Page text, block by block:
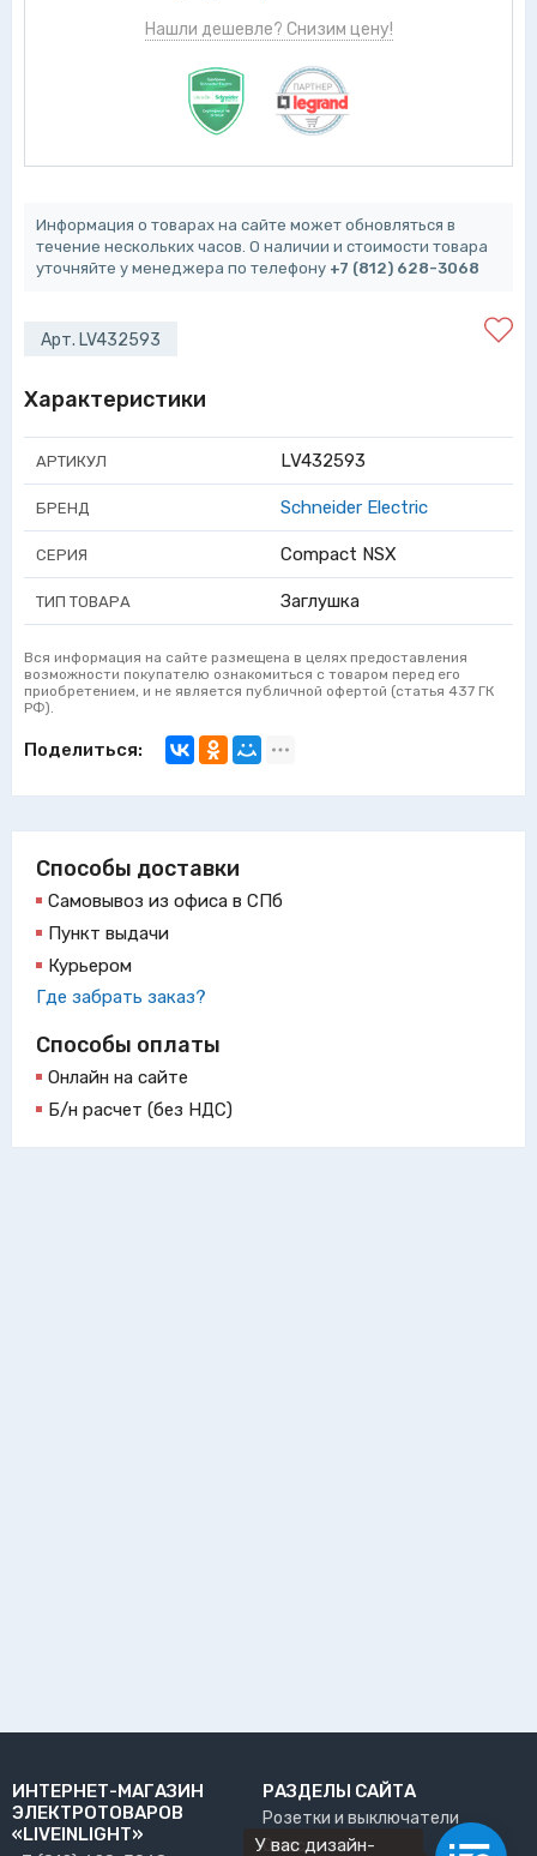
Нашли дешевле? Снизим цену!
Информация о товарах на сайте может обновляться в
течение нескольких часов. О наличии и стоимости товара
уточняйте у менеджера по телефону +7 (812) 628-3068
Арт. LV432593
Характеристики
АРТИКУЛ LV432593
БРЕНД Schneider Electric
СЕРИЯ Compact NSX
ТИП ТОВАРА Заглушка
Вся информация на сайте размещена в целях предоставления
возможности покупателю ознакомиться с товаром перед его
приобретением, и не является публичной офертой (статья 437 ГК
РФ).
Поделиться:
Способы доставки
Самовывоз из офиса в СПб
Пункт выдачи
Курьером
Где забрать заказ?
Способы оплаты
Онлайн на сайте
Б/н расчет (без НДС)
ИНТЕРНЕТ-МАГАЗИН
ЭЛЕКТРОТОВАРОВ
«LIVEINLIGHT»
РАЗДЕЛЫ САЙТА
Розетки и выключатели
О нас
У вас дизайн-